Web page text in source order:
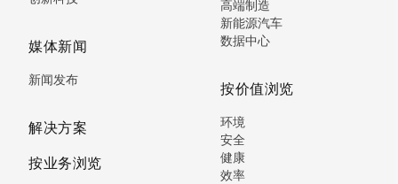
媒体新闻
新闻发布
解决方案
按业务浏览
高端制造
新能源汽车
数据中心
按价值浏览
环境
安全
健康
效率